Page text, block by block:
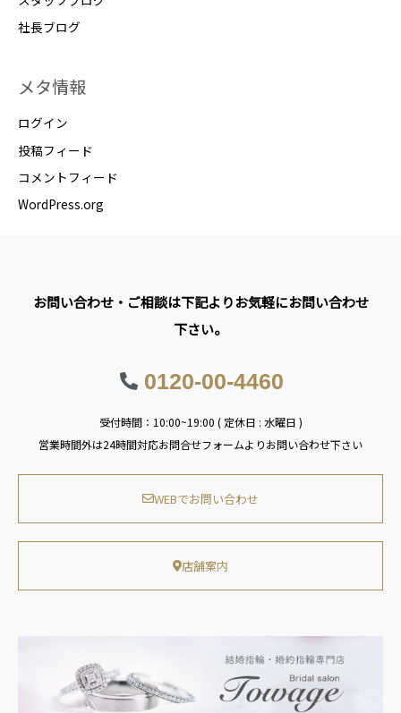
社長ブログ
メタ情報
ログイン
投稿フィード
コメントフィード
WordPress.org
お問い合わせ・ご相談は下記よりお気軽にお問い合わせ
下さい。
0120-00-4460
受付時間：10:00~19:00 ( 定休日 : 水曜日 )
営業時間外は24時間対応お問合せフォームよりお問い合わせ下さい
WEBでお問い合わせ
店舗案内